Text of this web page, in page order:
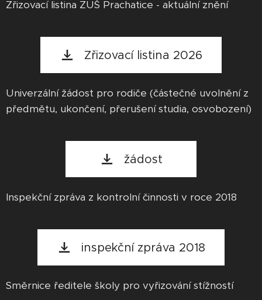
Zřizovací listina ZUŠ Prachatice - aktuální znění
Zřizovací listina 2026
Univerzální žádost pro rodiče (částečné uvolnění z
předmětu, ukončení, přerušení studia, osvobození)
žádost
Inspekční zpráva z kontrolní činnosti v roce 2018
inspekční zpráva 2018
Směrnice ředitele školy pro vyřizování stížností